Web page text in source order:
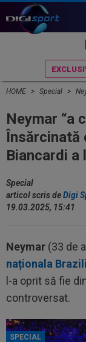
HOME Special
Neymar “a
Însărcinată
Biancardi a
Special
articol scris deDigi
19.03.2025, 15:41
Neymar (33 de
naționala
l-a oprit să fie
controversat.
SPECIAL